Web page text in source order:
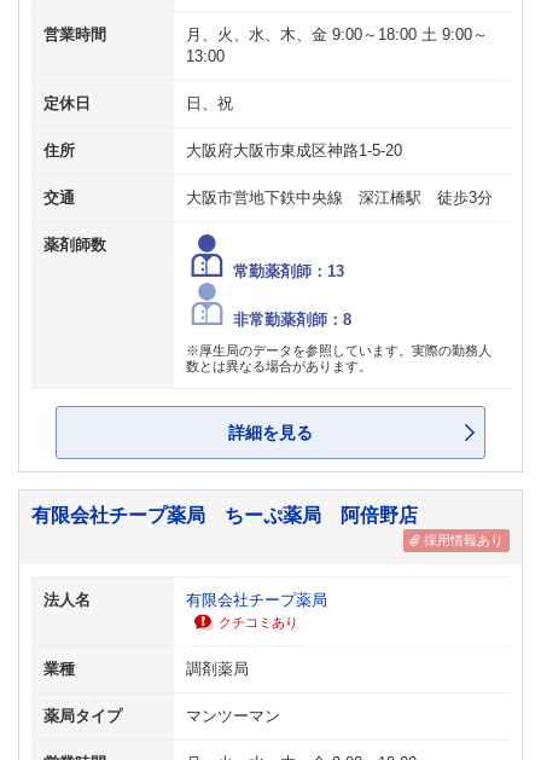
営業時間
月、火、水、木、金 9:00～18:00 土 9:00～
13:00
定休日 日、祝
住所 大阪府大阪市東成区神路1-5-20
交通 大阪市営地下鉄中央線 深江橋駅 徒歩3分
薬剤師数
常勤薬剤師：13
非常勤薬剤師：8
※厚生局のデータを参照しています。実際の勤務人
数とは異なる場合があります。
詳細を見る
有限会社チープ薬局 ちーぷ薬局 阿倍野店
採用情報あり
法人名 有限会社チープ薬局
クチコミあり
業種 調剤薬局
薬局タイプ マンツーマン